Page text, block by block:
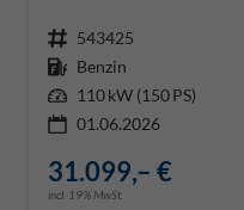
Fahrzeugnr. 543425
Kraftstoff Benzin
Leistung 110 kW (150 PS)
01.06.2026
31.099,– €
incl. 19% MwSt.